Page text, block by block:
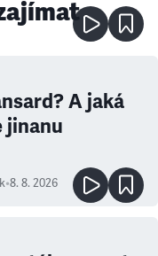
A jaká
jinanu
•8. 8. 2026